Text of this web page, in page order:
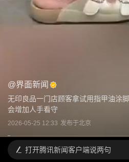
@界面新闻
无印良品一门店顾客拿试用指甲油涂
会增加人手看守
2026-05-25 12:33 发布于北京
打开腾讯新闻客户端说两句